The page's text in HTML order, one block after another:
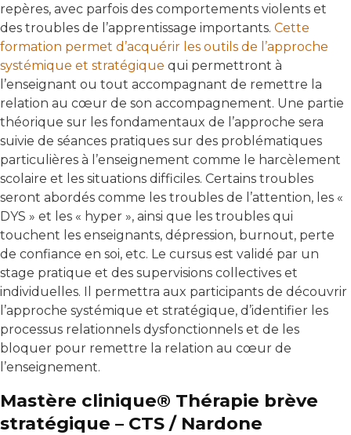
repères, avec parfois des comportements violents et
des troubles de l’apprentissage importants. Cette
formation permet d’acquérir les outils de l’approche
systémique et stratégique qui permettront à
l’enseignant ou tout accompagnant de remettre la
relation au cœur de son accompagnement. Une partie
théorique sur les fondamentaux de l’approche sera
suivie de séances pratiques sur des problématiques
particulières à l’enseignement comme le harcèlement
scolaire et les situations difficiles. Certains troubles
seront abordés comme les troubles de l’attention, les «
DYS » et les « hyper », ainsi que les troubles qui
touchent les enseignants, dépression, burnout, perte
de confiance en soi, etc. Le cursus est validé par un
stage pratique et des supervisions collectives et
individuelles. Il permettra aux participants de découvrir
l’approche systémique et stratégique, d’identifier les
processus relationnels dysfonctionnels et de les
bloquer pour remettre la relation au cœur de
l’enseignement.
Mastère clinique® Thérapie brève
stratégique – CTS / Nardone